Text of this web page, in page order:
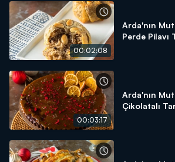
00:02:08
Arda'nın
Perde Pilavı
00:03:17
Arda'nın
Çikolatalı